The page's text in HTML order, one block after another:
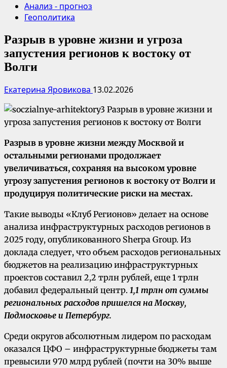
Анализ - прогноз
Геополитика
Разрыв в уровне жизни и угроза
запустения регионов к востоку от
Волги
Екатерина Яровикова 13.02.2026
Разрыв в уровне жизни между Москвой и
остальными регионами продолжает
увеличиваться, сохраняя на высоком уровне
угрозу запустения регионов к востоку от Волги и
продуцируя политические риски на местах.
Такие выводы «Клуб Регионов» делает на основе
анализа инфраструктурных расходов регионов в
2025 году, опубликованного Sherpa Group. Из
доклада следует, что объем расходов региональных
бюджетов на реализацию инфраструктурных
проектов составил 2,2 трлн рублей, еще 1 трлн
добавил федеральный центр. 1,1 трлн от суммы
региональных расходов пришелся на Москву,
Подмосковье и Петербург.
Среди округов абсолютным лидером по расходам
оказался ЦФО – инфраструктурные бюджеты там
превысили 970 млрд рублей (почти на 30% выше